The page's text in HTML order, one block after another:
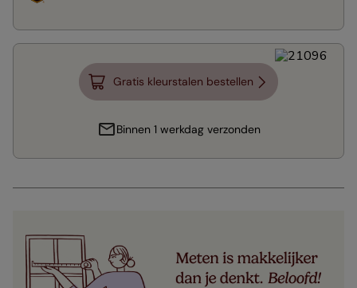
Gratis kleurstalen bestellen
Binnen 1 werkdag verzonden